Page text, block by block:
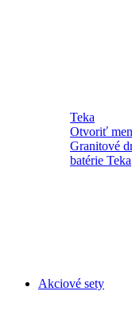
Teka
Otvoriť
Granitové
batérie Teka
Akciové sety